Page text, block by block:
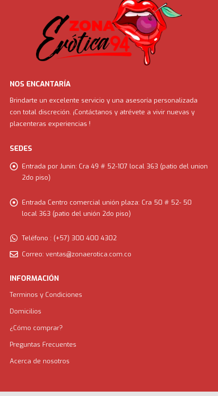
Brindarte un excelente servicio y una asesoría personalizada
placenteras experiencias !
Entrada por Junin: Cra 49 # 52-107 local 363 (patio del union
INFORMACIÓN
Terminos y Condiciones
Domicilios
Preguntas Frecuentes